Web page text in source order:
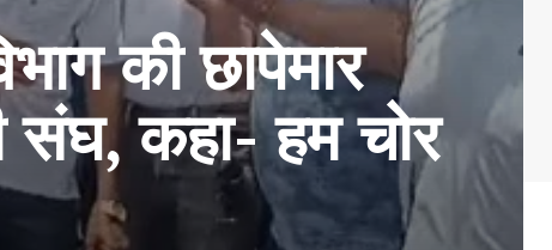
की छापेमार
संघ, कहा- हम चोर